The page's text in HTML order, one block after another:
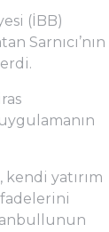
(İBB)
Sarnıcı’nın
kendi yatırım